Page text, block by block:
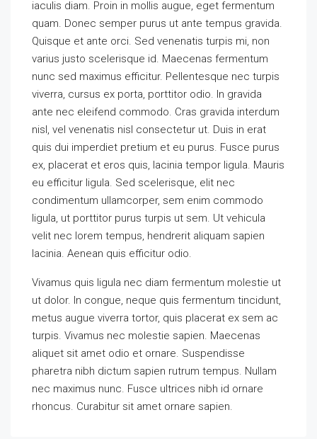
iaculis diam. Proin in mollis augue, eget fermentum
quam. Donec semper purus ut ante tempus gravida.
Quisque et ante orci. Sed venenatis turpis mi, non
varius justo scelerisque id. Maecenas fermentum
nunc sed maximus efficitur. Pellentesque nec turpis
viverra, cursus ex porta, porttitor odio. In gravida
ante nec eleifend commodo. Cras gravida interdum
nisl, vel venenatis nisl consectetur ut. Duis in erat
quis dui imperdiet pretium et eu purus. Fusce purus
ex, placerat et eros quis, lacinia tempor ligula. Mauris
eu efficitur ligula. Sed scelerisque, elit nec
condimentum ullamcorper, sem enim commodo
ligula, ut porttitor purus turpis ut sem. Ut vehicula
velit nec lorem tempus, hendrerit aliquam sapien
lacinia. Aenean quis efficitur odio.
Vivamus quis ligula nec diam fermentum molestie ut
ut dolor. In congue, neque quis fermentum tincidunt,
metus augue viverra tortor, quis placerat ex sem ac
turpis. Vivamus nec molestie sapien. Maecenas
aliquet sit amet odio et ornare. Suspendisse
pharetra nibh dictum sapien rutrum tempus. Nullam
nec maximus nunc. Fusce ultrices nibh id ornare
rhoncus. Curabitur sit amet ornare sapien.